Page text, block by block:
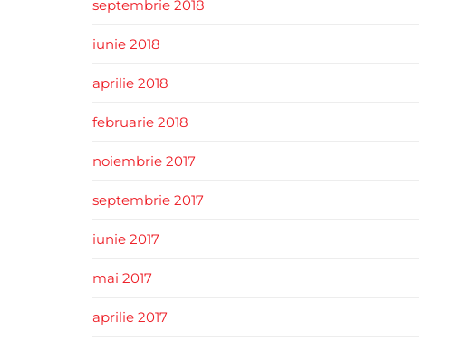
septembrie 2018
iunie 2018
aprilie 2018
februarie 2018
noiembrie 2017
septembrie 2017
iunie 2017
mai 2017
aprilie 2017